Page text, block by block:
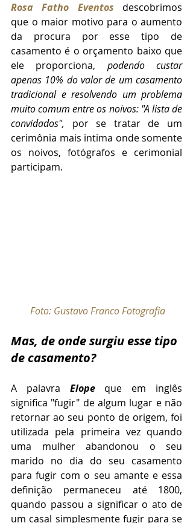
Rosa Fatho Eventos descobrimos
que o maior motivo para o aumento
da procura por esse tipo de
casamento é o orçamento baixo que
ele proporciona, podendo custar
apenas 10% do valor de um casamento
tradicional e resolvendo um problema
muito comum entre os noivos: "A lista de
convidados", por se tratar de um
cerimônia mais intima onde somente
os noivos, fotógrafos e cerimonial
participam.
Foto: Gustavo Franco Fotografia
Mas, de onde surgiu esse tipo
de casamento?
A palavra Elope que em inglês
significa "fugir" de algum lugar e não
retornar ao seu ponto de origem, foi
utilizada pela primeira vez quando
uma mulher abandonou o seu
marido no dia do seu casamento
para fugir com o seu amante e essa
definição permaneceu até 1800,
quando passou a significar o ato de
um casal simplesmente fugir para se